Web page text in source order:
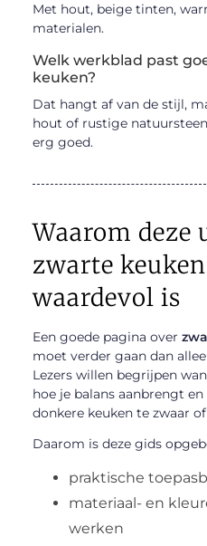
Met hout, beige tinten,
materialen.
Welk werkblad past
keuken?
Dat hangt af van de stijl,
hout of rustige
erg goed.
Waarom deze
zwarte
waardevol is
Een goede pagina over
moet verder gaan dan
Lezers willen begrijpen
hoe je balans aanbrengt
donkere keuken te zwaar
Daarom is deze gids
praktische
materiaal- en
werken